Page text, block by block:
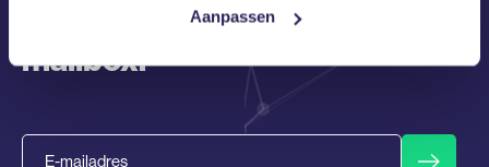
Aanpassen
De laatste tech vacatures in je
mailbox.